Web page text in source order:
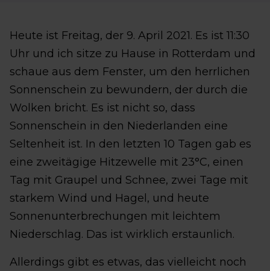
Heute ist Freitag, der 9. April 2021. Es ist 11:30
Uhr und ich sitze zu Hause in Rotterdam und
schaue aus dem Fenster, um den herrlichen
Sonnenschein zu bewundern, der durch die
Wolken bricht. Es ist nicht so, dass
Sonnenschein in den Niederlanden eine
Seltenheit ist. In den letzten 10 Tagen gab es
eine zweitägige Hitzewelle mit 23°C, einen
Tag mit Graupel und Schnee, zwei Tage mit
starkem Wind und Hagel, und heute
Sonnenunterbrechungen mit leichtem
Niederschlag. Das ist wirklich erstaunlich.
Allerdings gibt es etwas, das vielleicht noch